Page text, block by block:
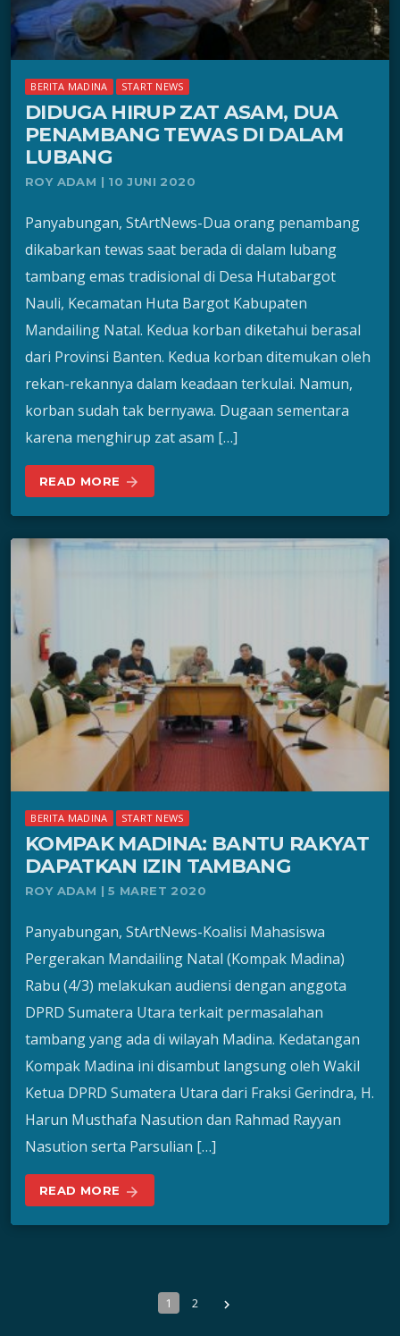
BERITA MADINA START NEWS
DIDUGA HIRUP ZAT ASAM, DUA
PENAMBANG TEWAS DI DALAM
LUBANG
ROY ADAM | 10 JUNI 2020
Panyabungan, StArtNews-Dua orang penambang
dikabarkan tewas saat berada di dalam lubang
tambang emas tradisional di Desa Hutabargot
Nauli, Kecamatan Huta Bargot Kabupaten
Mandailing Natal. Kedua korban diketahui berasal
dari Provinsi Banten. Kedua korban ditemukan oleh
rekan-rekannya dalam keadaan terkulai. Namun,
korban sudah tak bernyawa. Dugaan sementara
karena menghirup zat asam […]
READ MORE arrow_forward
BERITA MADINA START NEWS
KOMPAK MADINA: BANTU RAKYAT
DAPATKAN IZIN TAMBANG
ROY ADAM | 5 MARET 2020
Panyabungan, StArtNews-Koalisi Mahasiswa
Pergerakan Mandailing Natal (Kompak Madina)
Rabu (4/3) melakukan audiensi dengan anggota
DPRD Sumatera Utara terkait permasalahan
tambang yang ada di wilayah Madina. Kedatangan
Kompak Madina ini disambut langsung oleh Wakil
Ketua DPRD Sumatera Utara dari Fraksi Gerindra, H.
Harun Musthafa Nasution dan Rahmad Rayyan
Nasution serta Parsulian […]
READ MORE arrow_forward
1 2 navigate_next